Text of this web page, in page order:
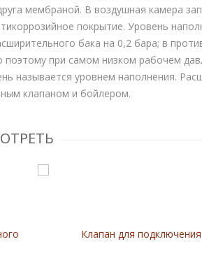
мембраной. В воздушная камера
покрытие. Уровень
бака на 0,2 бара; в
при самом низком рабочем
называется уровнем наполнения.
клапаном и бойлером.